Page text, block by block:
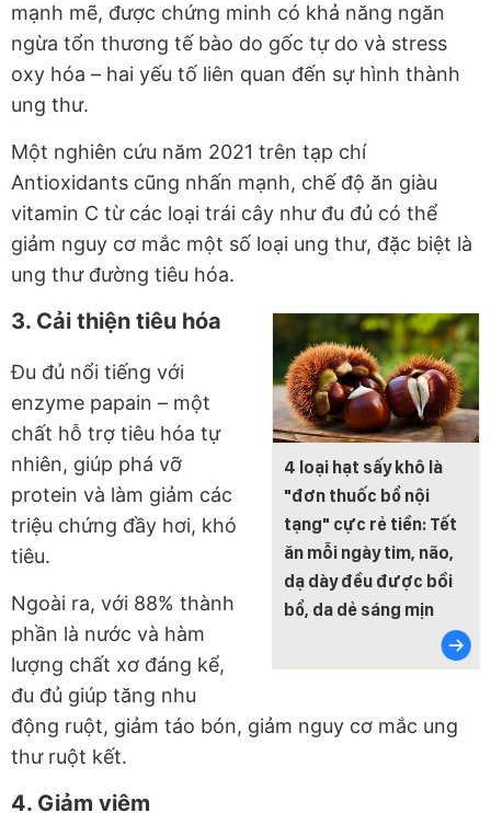
mạnh mẽ, được chứng minh có khả năng ngăn
ngừa tổn thương tế bào do gốc tự do và stress
oxy hóa – hai yếu tố liên quan đến sự hình thành
ung thư.
Một nghiên cứu năm 2021 trên tạp chí
Antioxidants cũng nhấn mạnh, chế độ ăn giàu
vitamin C từ các loại trái cây như đu đủ có thể
giảm nguy cơ mắc một số loại ung thư, đặc biệt là
ung thư đường tiêu hóa.
4 loại hạt sấy khô là
"đơn thuốc bổ nội
tạng" cực rẻ tiền: Tết
ăn mỗi ngày tim, não,
dạ dày đều được bồi
bổ, da dẻ sáng mịn
3. Cải thiện tiêu hóa
Đu đủ nổi tiếng với
enzyme papain – một
chất hỗ trợ tiêu hóa tự
nhiên, giúp phá vỡ
protein và làm giảm các
triệu chứng đầy hơi, khó
tiêu.
Ngoài ra, với 88% thành
phần là nước và hàm
lượng chất xơ đáng kể,
đu đủ giúp tăng nhu
động ruột, giảm táo bón, giảm nguy cơ mắc ung
thư ruột kết.
4. Giảm viêm